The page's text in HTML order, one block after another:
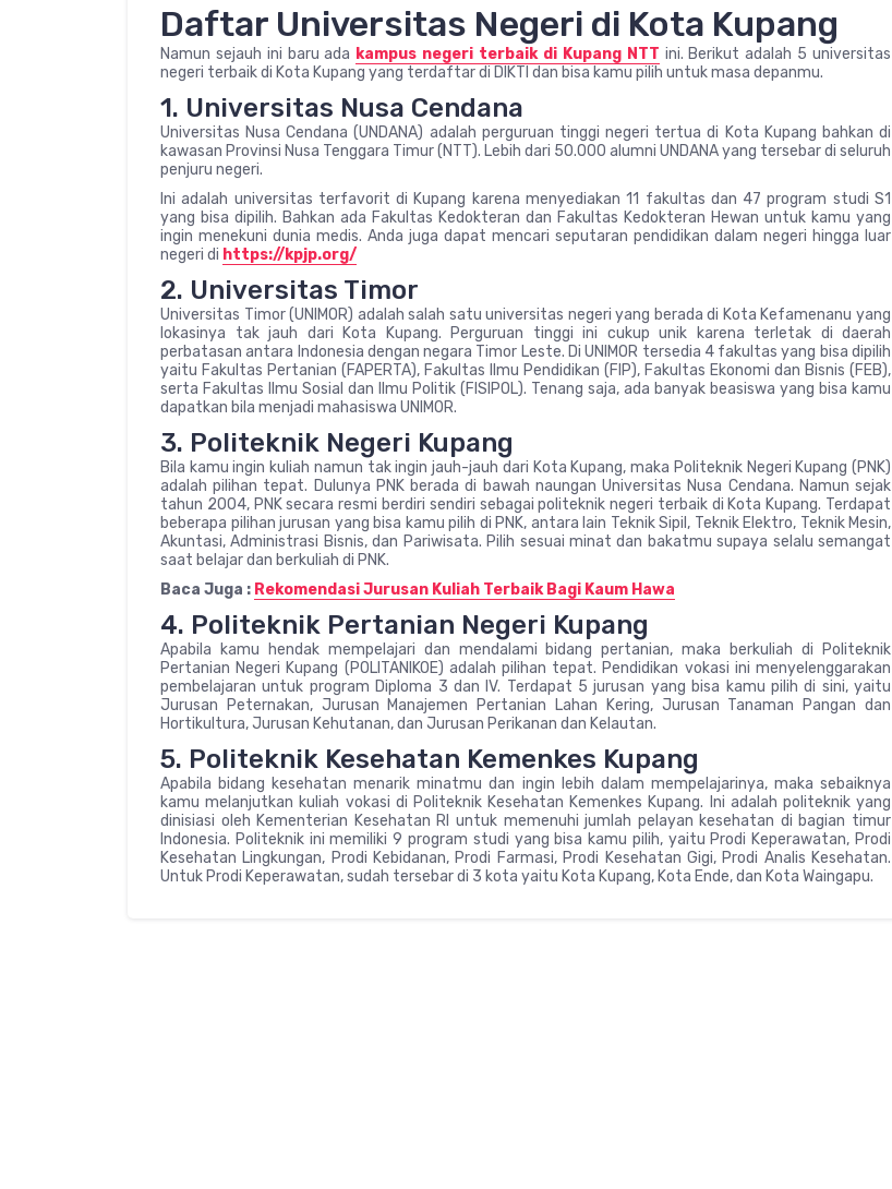
Daftar Universitas Negeri di Kota Kupang
Namun sejauh ini baru ada kampus negeri terbaik di Kupang NTT ini. Berikut adalah 5 universitas
negeri terbaik di Kota Kupang yang terdaftar di DIKTI dan bisa kamu pilih untuk masa depanmu.
1. Universitas Nusa Cendana
Universitas Nusa Cendana (UNDANA) adalah perguruan tinggi negeri tertua di Kota Kupang bahkan di
kawasan Provinsi Nusa Tenggara Timur (NTT). Lebih dari 50.000 alumni UNDANA yang tersebar di seluruh
penjuru negeri.
Ini adalah universitas terfavorit di Kupang karena menyediakan 11 fakultas dan 47 program studi S1
yang bisa dipilih. Bahkan ada Fakultas Kedokteran dan Fakultas Kedokteran Hewan untuk kamu yang
ingin menekuni dunia medis. Anda juga dapat mencari seputaran pendidikan dalam negeri hingga luar
negeri di https://kpjp.org/
2. Universitas Timor
Universitas Timor (UNIMOR) adalah salah satu universitas negeri yang berada di Kota Kefamenanu yang
lokasinya tak jauh dari Kota Kupang. Perguruan tinggi ini cukup unik karena terletak di daerah
perbatasan antara Indonesia dengan negara Timor Leste. Di UNIMOR tersedia 4 fakultas yang bisa dipilih
yaitu Fakultas Pertanian (FAPERTA), Fakultas Ilmu Pendidikan (FIP), Fakultas Ekonomi dan Bisnis (FEB),
serta Fakultas Ilmu Sosial dan Ilmu Politik (FISIPOL). Tenang saja, ada banyak beasiswa yang bisa kamu
dapatkan bila menjadi mahasiswa UNIMOR.
3. Politeknik Negeri Kupang
Bila kamu ingin kuliah namun tak ingin jauh-jauh dari Kota Kupang, maka Politeknik Negeri Kupang (PNK)
adalah pilihan tepat. Dulunya PNK berada di bawah naungan Universitas Nusa Cendana. Namun sejak
tahun 2004, PNK secara resmi berdiri sendiri sebagai politeknik negeri terbaik di Kota Kupang. Terdapat
beberapa pilihan jurusan yang bisa kamu pilih di PNK, antara lain Teknik Sipil, Teknik Elektro, Teknik Mesin,
Akuntasi, Administrasi Bisnis, dan Pariwisata. Pilih sesuai minat dan bakatmu supaya selalu semangat
saat belajar dan berkuliah di PNK.
Baca Juga : Rekomendasi Jurusan Kuliah Terbaik Bagi Kaum Hawa
4. Politeknik Pertanian Negeri Kupang
Apabila kamu hendak mempelajari dan mendalami bidang pertanian, maka berkuliah di Politeknik
Pertanian Negeri Kupang (POLITANIKOE) adalah pilihan tepat. Pendidikan vokasi ini menyelenggarakan
pembelajaran untuk program Diploma 3 dan IV. Terdapat 5 jurusan yang bisa kamu pilih di sini, yaitu
Jurusan Peternakan, Jurusan Manajemen Pertanian Lahan Kering, Jurusan Tanaman Pangan dan
Hortikultura, Jurusan Kehutanan, dan Jurusan Perikanan dan Kelautan.
5. Politeknik Kesehatan Kemenkes Kupang
Apabila bidang kesehatan menarik minatmu dan ingin lebih dalam mempelajarinya, maka sebaiknya
kamu melanjutkan kuliah vokasi di Politeknik Kesehatan Kemenkes Kupang. Ini adalah politeknik yang
dinisiasi oleh Kementerian Kesehatan RI untuk memenuhi jumlah pelayan kesehatan di bagian timur
Indonesia. Politeknik ini memiliki 9 program studi yang bisa kamu pilih, yaitu Prodi Keperawatan, Prodi
Kesehatan Lingkungan, Prodi Kebidanan, Prodi Farmasi, Prodi Kesehatan Gigi, Prodi Analis Kesehatan.
Untuk Prodi Keperawatan, sudah tersebar di 3 kota yaitu Kota Kupang, Kota Ende, dan Kota Waingapu.